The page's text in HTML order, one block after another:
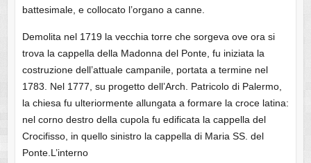
battesimale, e collocato l’organo a canne.
Demolita nel 1719 la vecchia torre che sorgeva ove ora si
trova la cappella della Madonna del Ponte, fu iniziata la
costruzione dell’attuale campanile, portata a termine nel
1783. Nel 1777, su progetto dell’Arch. Patricolo di Palermo,
la chiesa fu ulteriormente allungata a formare la croce latina:
nel corno destro della cupola fu edificata la cappella del
Crocifisso, in quello sinistro la cappella di Maria SS. del
Ponte. L’interno